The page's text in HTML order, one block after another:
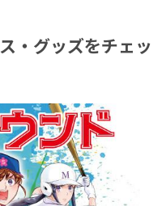
・グッズをチェッ